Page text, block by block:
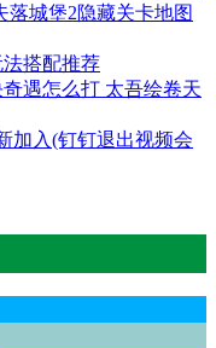
城堡2隐藏关卡地图
搭配推荐
遇怎么打 太吾绘卷天
加入(钉钉退出视频会